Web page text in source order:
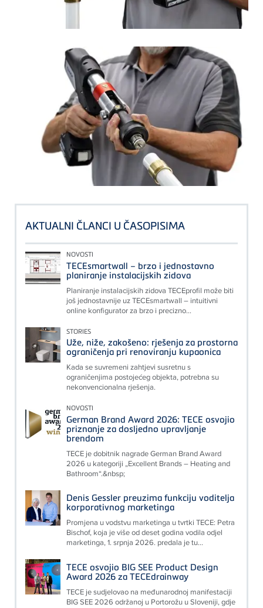
AKTUALNI ČLANCI U ČASOPISIMA
NOVOSTI
TECEsmartwall – brzo i jednostavno
planiranje instalacijskih zidova
Planiranje instalacijskih zidova TECEprofil može biti
još jednostavnije uz TECEsmartwall – intuitivni
online konfigurator za brzo i precizno...
STORIES
Uže, niže, zakošeno: rješenja za prostorna
ograničenja pri renoviranju kupaonica
Kada se suvremeni zahtjevi susretnu s
ograničenjima postojećeg objekta, potrebna su
nekonvencionalna rješenja.
NOVOSTI
German Brand Award 2026: TECE osvojio
priznanje za dosljedno upravljanje
brendom
TECE je dobitnik nagrade German Brand Award
2026 u kategoriji „Excellent Brands – Heating and
Bathroom“.&nbsp;
Denis Gessler preuzima funkciju voditelja
korporativnog marketinga
Promjena u vodstvu marketinga u tvrtki TECE: Petra
Bischof, koja je više od deset godina vodila odjel
marketinga, 1. srpnja 2026. predala je tu...
TECE osvojio BIG SEE Product Design
Award 2026 za TECEdrainway
TECE je sudjelovao na međunarodnoj manifestaciji
BIG SEE 2026 održanoj u Portorožu u Sloveniji, gdje